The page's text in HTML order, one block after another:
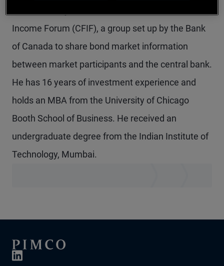
Income Forum (CFIF), a group set up by the Bank
of Canada to share bond market information
between market participants and the central bank.
He has 16 years of investment experience and
holds an MBA from the University of Chicago
Booth School of Business. He received an
undergraduate degree from the Indian Institute of
Technology, Mumbai.